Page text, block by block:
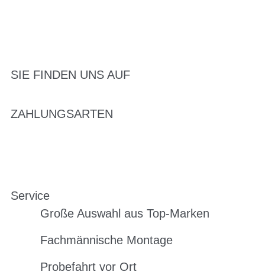
SIE FINDEN UNS AUF
ZAHLUNGSARTEN
Service
Große Auswahl aus Top-Marken
Fachmännische Montage
Probefahrt vor Ort